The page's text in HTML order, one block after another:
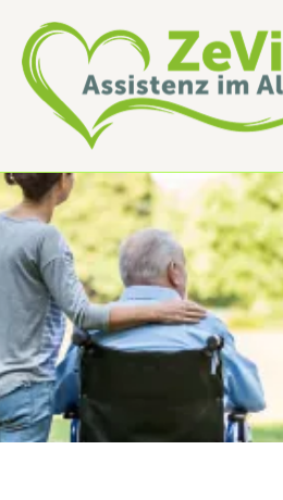
ES SIND DIE
DIE DAS LEBEN
ZeVitasteht für Lebenszeit
...und diese Zeit nehmen wir uns für Sie